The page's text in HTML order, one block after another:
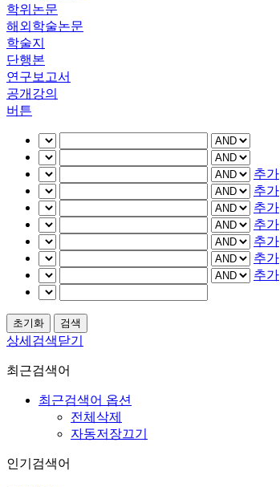
학위논문
해외학술논문
학술지
단행본
연구보고서
공개강의
버튼
추가
추가
추가
추가
추가
추가
추가
상세검색닫기
최근검색어
최근검색어 옵션
전체삭제
자동저장끄기
인기검색어